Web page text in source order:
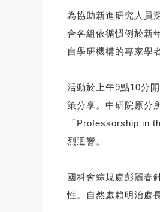
為協助新進研究人員
合各組依循慣例於新
自學研機構的專家學
活動於上午9點10分
策分享。中研院原分
「Professorship in
烈迴響。
國科會綜規處彭麗春
性。自然處賴明治處